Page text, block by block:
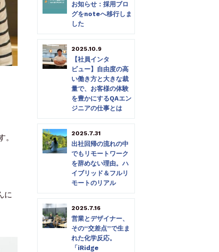
に
お知らせ：採用ブロ
グをnoteへ移行しま
した
2025.10.9
【社員インタ
ビュー】自由度の高
い働き方と大きな裁
量で、お客様の体験
を豊かにするQAエン
ジニアの仕事とは
2025.7.31
出社回帰の流れの中
でもリモートワーク
を辞めない理由。ハ
イブリッド＆フルリ
モートのリアル
2025.7.16
営業とデザイナー、
その“交差点”で生ま
れた化学反応。
「iRidge